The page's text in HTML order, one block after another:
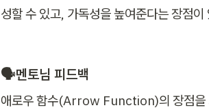
성할 수 있고, 가독성을 높여준다는 장점이
🗣️멘토님 피드백
애로우 함수(Arrow Function)의 장점을